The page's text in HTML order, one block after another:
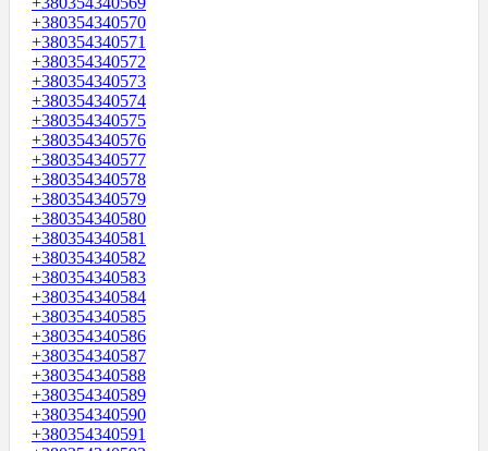
+380354340570
+380354340571
+380354340572
+380354340573
+380354340574
+380354340575
+380354340576
+380354340577
+380354340578
+380354340579
+380354340580
+380354340581
+380354340582
+380354340583
+380354340584
+380354340585
+380354340586
+380354340587
+380354340588
+380354340589
+380354340590
+380354340591